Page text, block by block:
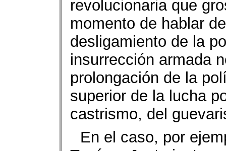
revolucionaria que
momento de hablar
desligamiento de la
insurrección armada
prolongación de la
superior de la lucha
castrismo, del
En el caso, por